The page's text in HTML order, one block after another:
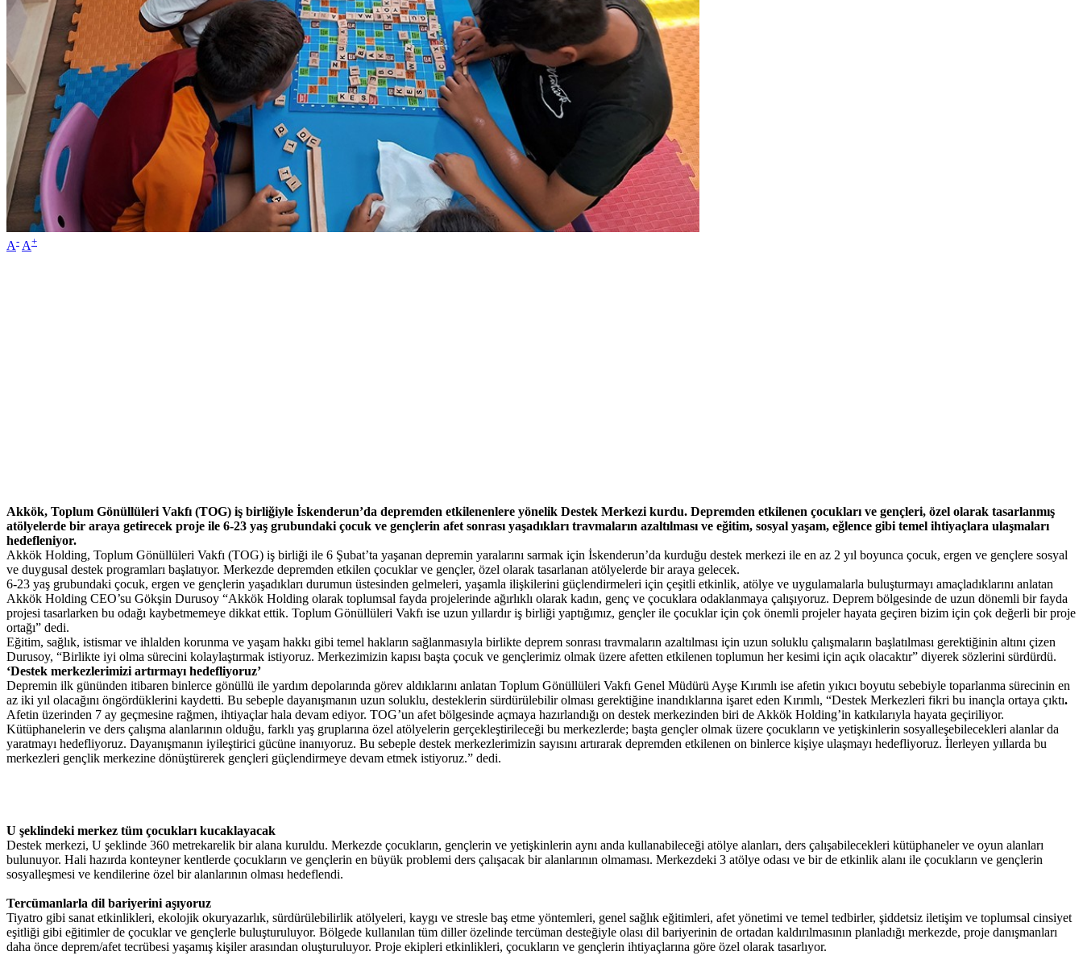
A- A+
Akkök, Toplum Gönüllüleri Vakfı (TOG) iş birliğiyle İskenderun’da depremden etkilenenlere yönelik Destek Merkezi kurdu. Depremden etkilenen çocukları ve gençleri, özel olarak tasarlanmış
atölyelerde bir araya getirecek proje ile 6-23 yaş grubundaki çocuk ve gençlerin afet sonrası yaşadıkları travmaların azaltılması ve eğitim, sosyal yaşam, eğlence gibi temel ihtiyaçlara ulaşmaları
hedefleniyor.
Akkök Holding, Toplum Gönüllüleri Vakfı (TOG) iş birliği ile 6 Şubat’ta yaşanan depremin yaralarını sarmak için İskenderun’da kurduğu destek merkezi ile en az 2 yıl boyunca çocuk, ergen ve gençlere sosyal
ve duygusal destek programları başlatıyor. Merkezde depremden etkilen çocuklar ve gençler, özel olarak tasarlanan atölyelerde bir araya gelecek.
6-23 yaş grubundaki çocuk, ergen ve gençlerin yaşadıkları durumun üstesinden gelmeleri, yaşamla ilişkilerini güçlendirmeleri için çeşitli etkinlik, atölye ve uygulamalarla buluşturmayı amaçladıklarını anlatan
Akkök Holding CEO’su Gökşin Durusoy “Akkök Holding olarak toplumsal fayda projelerinde ağırlıklı olarak kadın, genç ve çocuklara odaklanmaya çalışıyoruz. Deprem bölgesinde de uzun dönemli bir fayda
projesi tasarlarken bu odağı kaybetmemeye dikkat ettik. Toplum Gönüllüleri Vakfı ise uzun yıllardır iş birliği yaptığımız, gençler ile çocuklar için çok önemli projeler hayata geçiren bizim için çok değerli bir proje
ortağı” dedi.
Eğitim, sağlık, istismar ve ihlalden korunma ve yaşam hakkı gibi temel hakların sağlanmasıyla birlikte deprem sonrası travmaların azaltılması için uzun soluklu çalışmaların başlatılması gerektiğinin altını çizen
Durusoy, “Birlikte iyi olma sürecini kolaylaştırmak istiyoruz. Merkezimizin kapısı başta çocuk ve gençlerimiz olmak üzere afetten etkilenen toplumun her kesimi için açık olacaktır” diyerek sözlerini sürdürdü.
‘Destek merkezlerimizi artırmayı hedefliyoruz’
Depremin ilk gününden itibaren binlerce gönüllü ile yardım depolarında görev aldıklarını anlatan Toplum Gönüllüleri Vakfı Genel Müdürü Ayşe Kırımlı ise afetin yıkıcı boyutu sebebiyle toparlanma sürecinin en
az iki yıl olacağını öngördüklerini kaydetti. Bu sebeple dayanışmanın uzun soluklu, desteklerin sürdürülebilir olması gerektiğine inandıklarına işaret eden Kırımlı, “Destek Merkezleri fikri bu inançla ortaya çıktı.
Afetin üzerinden 7 ay geçmesine rağmen, ihtiyaçlar hala devam ediyor. TOG’un afet bölgesinde açmaya hazırlandığı on destek merkezinden biri de Akkök Holding’in katkılarıyla hayata geçiriliyor.
Kütüphanelerin ve ders çalışma alanlarının olduğu, farklı yaş gruplarına özel atölyelerin gerçekleştirileceği bu merkezlerde; başta gençler olmak üzere çocukların ve yetişkinlerin sosyalleşebilecekleri alanlar da
yaratmayı hedefliyoruz. Dayanışmanın iyileştirici gücüne inanıyoruz. Bu sebeple destek merkezlerimizin sayısını artırarak depremden etkilenen on binlerce kişiye ulaşmayı hedefliyoruz. İlerleyen yıllarda bu
merkezleri gençlik merkezine dönüştürerek gençleri güçlendirmeye devam etmek istiyoruz.” dedi.
U şeklindeki merkez tüm çocukları kucaklayacak
Destek merkezi, U şeklinde 360 metrekarelik bir alana kuruldu. Merkezde çocukların, gençlerin ve yetişkinlerin aynı anda kullanabileceği atölye alanları, ders çalışabilecekleri kütüphaneler ve oyun alanları
bulunuyor. Hali hazırda konteyner kentlerde çocukların ve gençlerin en büyük problemi ders çalışacak bir alanlarının olmaması. Merkezdeki 3 atölye odası ve bir de etkinlik alanı ile çocukların ve gençlerin
sosyalleşmesi ve kendilerine özel bir alanlarının olması hedeflendi.
Tercümanlarla dil bariyerini aşıyoruz
Tiyatro gibi sanat etkinlikleri, ekolojik okuryazarlık, sürdürülebilirlik atölyeleri, kaygı ve stresle baş etme yöntemleri, genel sağlık eğitimleri, afet yönetimi ve temel tedbirler, şiddetsiz iletişim ve toplumsal cinsiyet
eşitliği gibi eğitimler de çocuklar ve gençlerle buluşturuluyor. Bölgede kullanılan tüm diller özelinde tercüman desteğiyle olası dil bariyerinin de ortadan kaldırılmasının planladığı merkezde, proje danışmanları
daha önce deprem/afet tecrübesi yaşamış kişiler arasından oluşturuluyor. Proje ekipleri etkinlikleri, çocukların ve gençlerin ihtiyaçlarına göre özel olarak tasarlıyor.